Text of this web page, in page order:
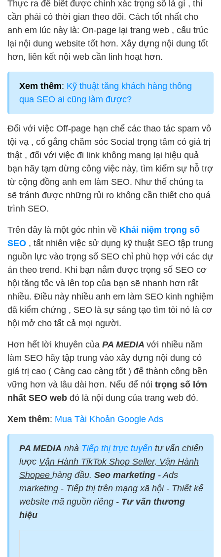
Thực ra để biết được chính xác trọng số là gì , thì
cần phải có thời gian theo dõi. Cách tốt nhất cho
anh em lúc này là: On-page lại trang web , cấu trúc
lại nội dung website tốt hơn. Xây dựng nội dung tốt
hơn, liên kết nội web cần linh hoạt hơn.
Xem thêm: Kỹ thuật tăng khách hàng thông
qua SEO ai cũng làm được?
Đối với việc Off-page hạn chế các thao tác spam vô
tội vạ , cố gắng chăm sóc Social trọng tâm có giá trị
thật , đối với việc đi link không mang lại hiệu quả
bạn hãy tạm dừng công việc này, tìm kiếm sự hỗ trợ
từ cộng đồng anh em làm SEO. Như thế chúng ta
sẽ tránh được những rủi ro không cần thiết cho quá
trình SEO.
Trên đây là một góc nhìn về Khái niệm trọng số
SEO , tất nhiên việc sử dụng kỹ thuật SEO tập trung
nguồn lực vào trọng số SEO chỉ phù hợp với các dự
án theo trend. Khi bạn nắm được trọng số SEO cơ
hội tăng tốc và lên top của bạn sẽ nhanh hơn rất
nhiều. Điều này nhiều anh em làm SEO kinh nghiệm
đã kiểm chứng , SEO là sự sáng tạo tìm tòi nó là cơ
hội mở cho tất cả mọi người.
Hơn hết lời khuyên của PA MEDIA với nhiều năm
làm SEO hãy tập trung vào xây dựng nội dung có
giá trị cao ( Càng cao càng tốt ) để thành công bền
vững hơn và lâu dài hơn. Nếu để nói trọng số lớn
nhất SEO web đó là nội dung của trang web đó.
Xem thêm: Mua Tài Khoản Google Ads
PA MEDIA nhà Tiếp thị trực tuyến tư vấn chiến
lược Vận Hành TikTok Shop Seller, Vận Hành
Shopee hàng đầu. Seo marketing - Ads
marketing - Tiếp thị trên mạng xã hội - Thiết kế
website mã nguồn riêng - Tư vấn thương
hiệu